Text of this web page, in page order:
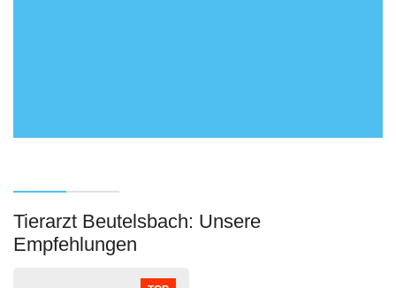
Tierarzt Beutelsbach: Unsere
Empfehlungen